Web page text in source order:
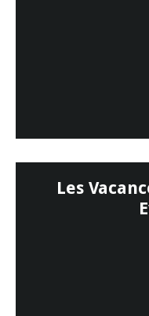
Les